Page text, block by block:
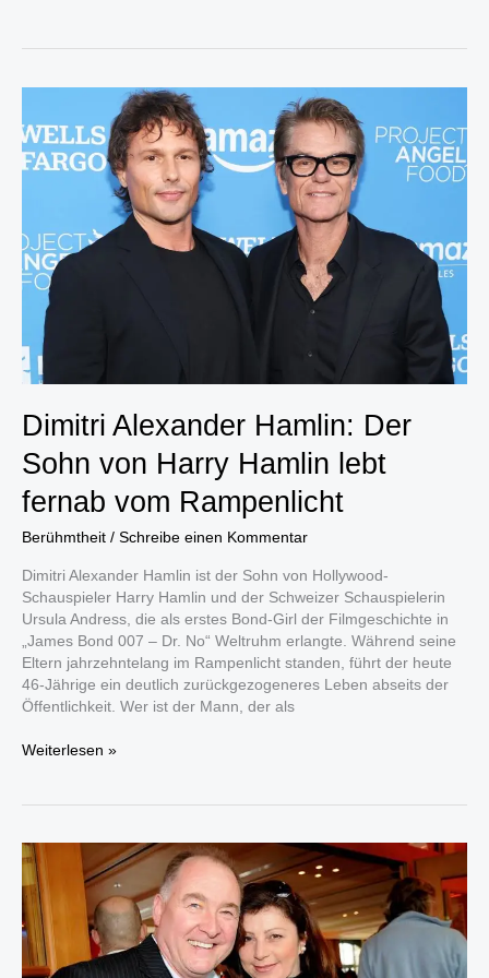
vergeben?“
Dimitri Alexander Hamlin: Der
Sohn von Harry Hamlin lebt
fernab vom Rampenlicht
Berühmtheit / Schreibe einen Kommentar
Dimitri Alexander Hamlin ist der Sohn von Hollywood-
Schauspieler Harry Hamlin und der Schweizer Schauspielerin
Ursula Andress, die als erstes Bond-Girl der Filmgeschichte in
„James Bond 007 – Dr. No“ Weltruhm erlangte. Während seine
Eltern jahrzehntelang im Rampenlicht standen, führt der heute
46-Jährige ein deutlich zurückgezogeneres Leben abseits der
Öffentlichkeit. Wer ist der Mann, der als
Dimitri
von
Harry
Hamlin
lebt
fernab
vom
Weiterlesen »